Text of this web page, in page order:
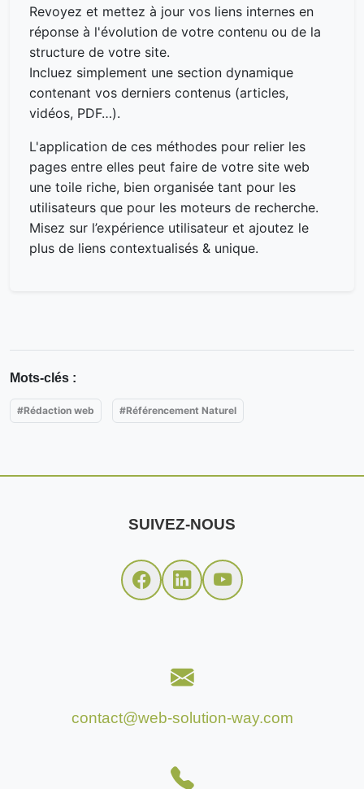
Revoyez et mettez à jour vos liens internes en
réponse à l'évolution de votre contenu ou de la
structure de votre site.
Incluez simplement une section dynamique
contenant vos derniers contenus (articles,
vidéos, PDF…).
L'application de ces méthodes pour relier les
pages entre elles peut faire de votre site web
une toile riche, bien organisée tant pour les
utilisateurs que pour les moteurs de recherche.
Misez sur l’expérience utilisateur et ajoutez le
plus de liens contextualisés & unique.
Mots-clés :
#Rédaction web #Référencement Naturel
SUIVEZ-NOUS
contact@web-solution-way.com